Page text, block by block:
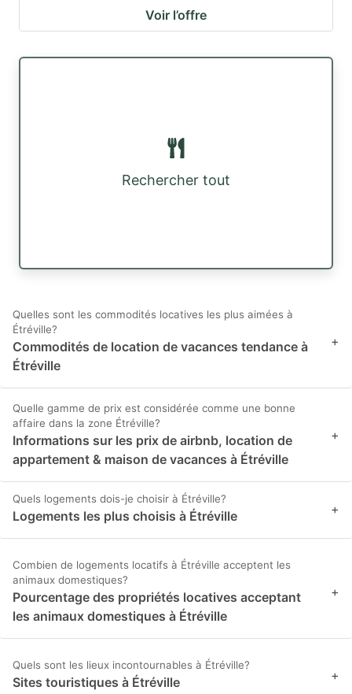
Voir l’offre
Rechercher tout
Quelles sont les commodités locatives les plus aimées à
Étréville?
Commodités de location de vacances tendance à
Étréville
+
Quelle gamme de prix est considérée comme une bonne
affaire dans la zone Étréville?
Informations sur les prix de airbnb, location de
appartement & maison de vacances à Étréville
+
Quels logements dois-je choisir à Étréville?
Logements les plus choisis à Étréville +
Combien de logements locatifs à Étréville acceptent les
animaux domestiques?
Pourcentage des propriétés locatives acceptant
les animaux domestiques à Étréville
+
Quels sont les lieux incontournables à Étréville?
Sites touristiques à Étréville +